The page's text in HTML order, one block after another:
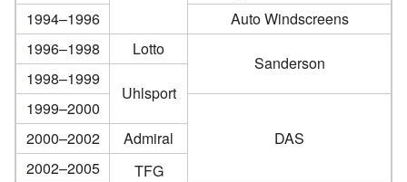
1994–1996
Auto Windscreens
1996–1998
Lotto
Sanderson
1998–1999
Uhlsport
1999–2000
DAS
2000–2002
Admiral
2002–2005
TFG